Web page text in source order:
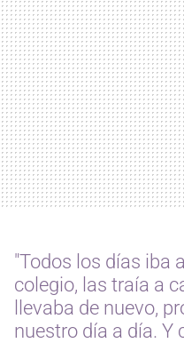
"Todos los días iba
colegio, las traía a
llevaba de nuevo,
nuestro día a día. Y